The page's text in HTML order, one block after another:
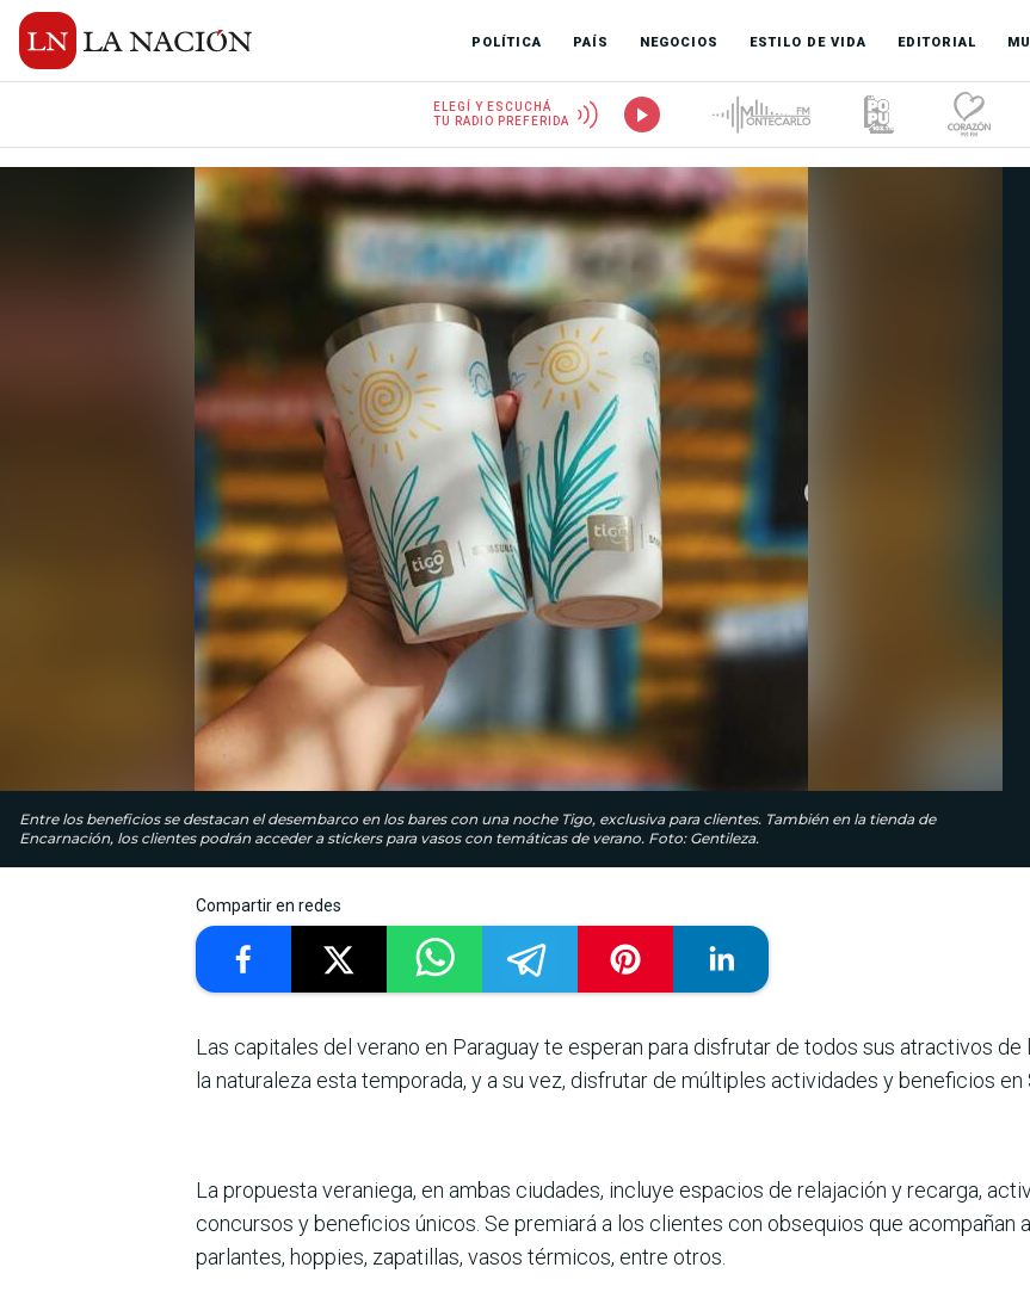
POLÍTICA PAÍS NEGOCIOS ESTILO DE VIDA EDITORIAL
ELEGÍ Y ESCUCHÁ
TU RADIO PREFERIDA
Entre los beneficios se destacan el desembarco en los bares con una noche Tigo, exclusiva para clientes. También en la tienda de
Encarnación, los clientes podrán acceder a stickers para vasos con temáticas de verano. Foto: Gentileza.
Compartir en redes
Las capitales del verano en Paraguay te esperan para disfrutar de todos sus atractivos
la naturaleza esta temporada, y a su vez, disfrutar de múltiples actividades y beneficios en
La propuesta veraniega, en ambas ciudades, incluye espacios de relajación y recarga,
concursos y beneficios únicos. Se premiará a los clientes con obsequios que acompañan
parlantes, hoppies, zapatillas, vasos térmicos, entre otros.